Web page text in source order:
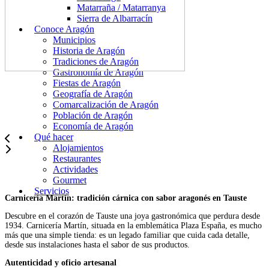
Matarraña / Matarranya
Sierra de Albarracín
Conoce Aragón
Municipios
Historia de Aragón
Tradiciones de Aragón
Gastronomía de Aragón
Fiestas de Aragón
Geografía de Aragón
Comarcalización de Aragón
Población de Aragón
Economía de Aragón
Qué hacer
Alojamientos
Restaurantes
Actividades
Gourmet
Servicios
Carnicería Martín: tradición cárnica con sabor aragonés en Tauste
Descubre en el corazón de Tauste una joya gastronómica que perdura desde
1934. Carnicería Martín, situada en la emblemática Plaza España, es mucho
más que una simple tienda: es un legado familiar que cuida cada detalle,
desde sus instalaciones hasta el sabor de sus productos.
Autenticidad y oficio artesanal